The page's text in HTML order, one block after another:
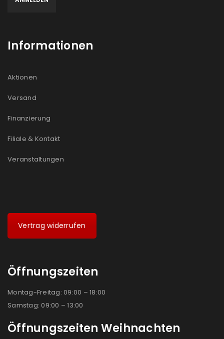
Informationen
Aktionen
Versand
Finanzierung
Filiale & Kontakt
Veranstaltungen
Vertrag widerrufen
Öffnungszeiten
Montag-Freitag: 09:00 – 18:00
Samstag: 09:00 – 13:00
Öffnungszeiten Weihnachten